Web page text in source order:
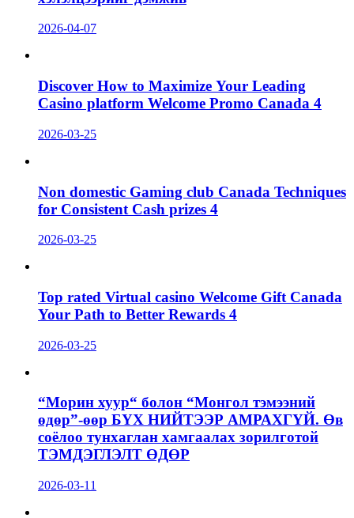
2026-04-07
Discover How to Maximize Your Leading
Casino platform Welcome Promo Canada 4
2026-03-25
Non domestic Gaming club Canada Techniques
for Consistent Cash prizes 4
2026-03-25
Top rated Virtual casino Welcome Gift Canada
Your Path to Better Rewards 4
2026-03-25
“Морин хуур“ болон “Монгол тэмээний
өдөр”-өөр БҮХ НИЙТЭЭР АМРАХГҮЙ. Өв
соёлоо тунхаглан хамгаалах зорилготой
ТЭМДЭГЛЭЛТ ӨДӨР
2026-03-11